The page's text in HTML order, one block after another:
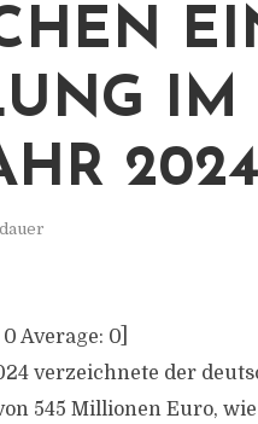
IM
2024
0 Average: 0
verzeichnete der
545 Millionen Euro, wie